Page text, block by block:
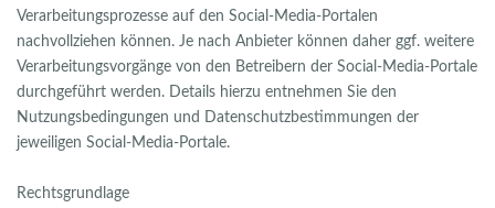
Verarbeitungsprozesse auf den Social-Media-Portalen
nachvollziehen können. Je nach Anbieter können daher ggf. weitere
Verarbeitungsvorgänge von den Betreibern der Social-Media-Portale
durchgeführt werden. Details hierzu entnehmen Sie den
Nutzungsbedingungen und Datenschutzbestimmungen der
jeweiligen Social-Media-Portale.
Rechtsgrundlage